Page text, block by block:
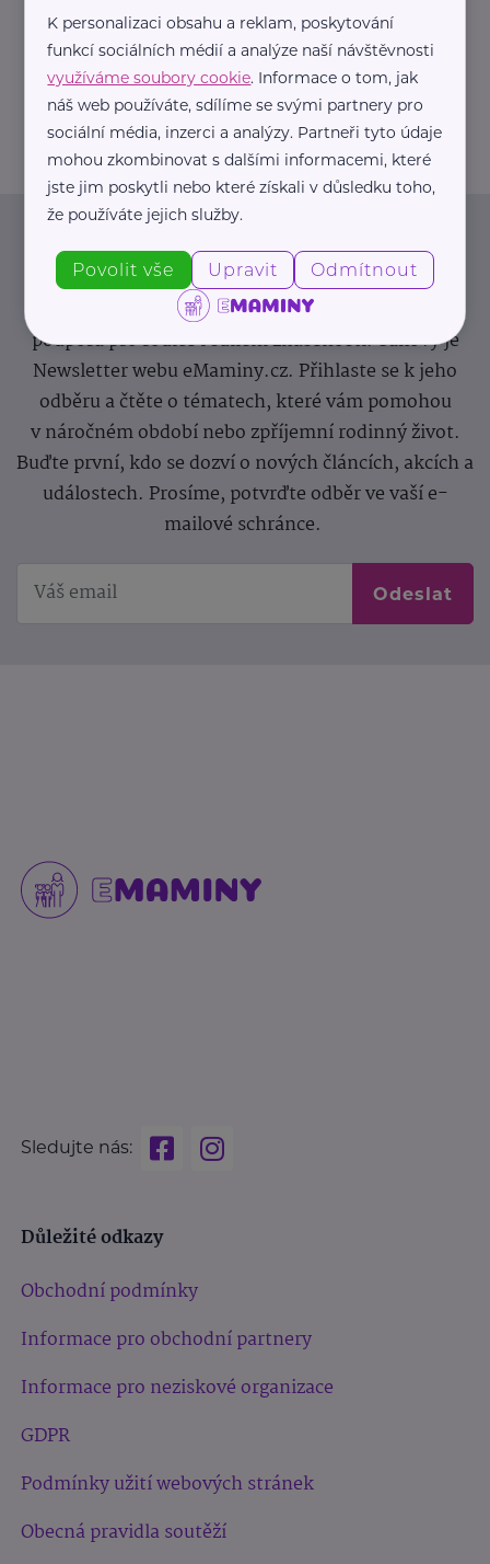
https://hartmanndirect.com/cs-cz
+420 800 100 150
info@hartmanndirect.cz
Newsletter
Pravidelný přísun novinek, inspirace na každý den,
podpora pro rodiče i sdílení zkušeností. Takový je
Newsletter webu eMaminy.cz. Přihlaste se k jeho
odběru a čtěte o tématech, které vám pomohou
v náročném období nebo zpříjemní rodinný život.
Buďte první, kdo se dozví o nových článcích, akcích a
událostech. Prosíme, potvrďte odběr ve vaší e-
mailové schránce.
Odeslat
Sledujte nás:
Důležité odkazy
Obchodní podmínky
Informace pro obchodní partnery
Informace pro neziskové organizace
GDPR
Podmínky užití webových stránek
Obecná pravidla soutěží
K personalizaci obsahu a reklam, poskytování
funkcí sociálních médií a analýze naší návštěvnosti
využíváme soubory cookie. Informace o tom, jak
náš web používáte, sdílíme se svými partnery pro
sociální média, inzerci a analýzy. Partneři tyto údaje
mohou zkombinovat s dalšími informacemi, které
jste jim poskytli nebo které získali v důsledku toho,
že používáte jejich služby.
Povolit vše Upravit Odmítnout